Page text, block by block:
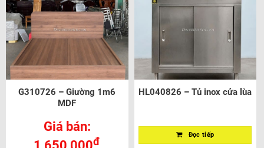
G310726 – Giường 1m6
MDF
Giá bán:
đ
HL040826 – Tủ inox cửa lùa
Đọc tiếp